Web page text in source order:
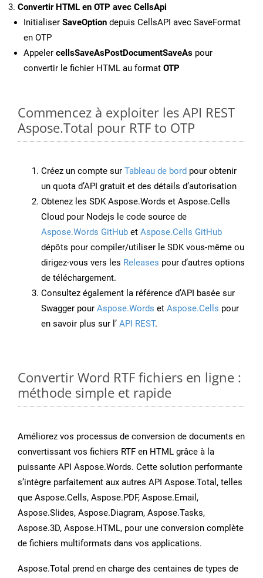
Convertir HTML en OTP avec CellsApi
Initialiser SaveOption depuis CellsAPI avec SaveFormat
en OTP
Appeler cellsSaveAsPostDocumentSaveAs pour
convertir le fichier HTML au format OTP
Commencez à exploiter les API REST
Aspose.Total pour RTF to OTP
Créez un compte sur Tableau de bord pour obtenir
un quota d’API gratuit et des détails d’autorisation
Obtenez les SDK Aspose.Words et Aspose.Cells
Cloud pour Nodejs le code source de
Aspose.Words GitHub et Aspose.Cells GitHub
dépôts pour compiler/utiliser le SDK vous-même ou
dirigez-vous vers les Releases pour d’autres options
de téléchargement.
Consultez également la référence d’API basée sur
Swagger pour Aspose.Words et Aspose.Cells pour
en savoir plus sur l’ API REST.
Convertir Word RTF fichiers en ligne :
méthode simple et rapide
Améliorez vos processus de conversion de documents en
convertissant vos fichiers RTF en HTML grâce à la
puissante API Aspose.Words. Cette solution performante
s’intègre parfaitement aux autres API Aspose.Total, telles
que Aspose.Cells, Aspose.PDF, Aspose.Email,
Aspose.Slides, Aspose.Diagram, Aspose.Tasks,
Aspose.3D, Aspose.HTML, pour une conversion complète
de fichiers multiformats dans vos applications.
Aspose.Total prend en charge des centaines de types de